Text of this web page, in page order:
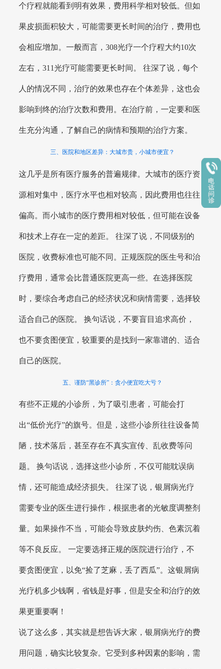
个疗程就能看到明有效果，费用科学相对较低。但如
果皮损面积较大，可能需要更长时间的治疗，费用也
会相应增加。一般而言，308光疗一个疗程大约10次
左右，311光疗可能需要更长时间。 往深了说，每个
人的情况不同，治疗的效果也存在个体差异，这也会
影响到终的治疗次数和费用。在治疗前，一定要和医
生充分沟通，了解自己的病情和预期的治疗方案。
三、医院和地区差异：大城市贵，小城市便宜？
这几乎是所有医疗服务的普遍规律。大城市的医疗资
源相对集中，医疗水平也相对较高，因此费用也往往
偏高。而小城市的医疗费用相对较低，但可能在设备
和技术上存在一定的差距。 往深了说，不同级别的
医院，收费标准也可能不同。正规医院的医生号和治
疗费用，通常会比普通医院更高一些。在选择医院
时，要综合考虑自己的经济状况和病情需要，选择较
适合自己的医院。 换句话说，不要盲目追求高价，
也不要贪图便宜，较重要的是找到一家靠谱的、适合
自己的医院。
五、谨防“黑诊所”：贪小便宜吃大亏？
有些不正规的小诊所，为了吸引患者，可能会打
出“低价光疗”的旗号。但是，这些小诊所往往设备简
陋，技术落后，甚至存在不真实宣传、乱收费等问
题。 换句话说，选择这些小诊所，不仅可能耽误病
情，还可能造成经济损失。 往深了说，银屑病光疗
需要专业的医生进行操作，根据患者的光敏度调整剂
量。如果操作不当，可能会导致皮肤灼伤、色素沉着
等不良反应。 一定要选择正规的医院进行治疗，不
要贪图便宜，以免“捡了芝麻，丢了西瓜”。这银屑病
光疗机多少钱啊，省钱是好事，但是安全和治疗的效
果更重要啊！
说了这么多，其实就是想告诉大家，银屑病光疗的费
用问题，确实比较复杂。它受到多种因素的影响，需